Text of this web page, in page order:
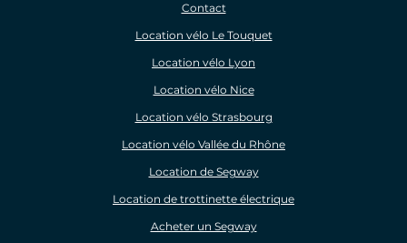
Contact
Location vélo Le Touquet
Location vélo Lyon
Location vélo Nice
Location vélo Strasbourg
Location vélo Vallée du Rhône
Location de Segway
Location de trottinette électrique
Acheter un Segway